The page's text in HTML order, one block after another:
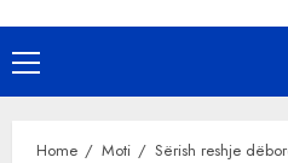
Primary
Menu
Home Moti Sërish reshje